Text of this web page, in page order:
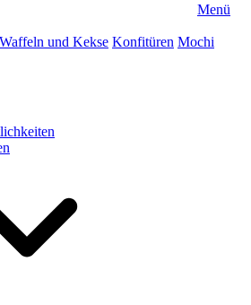
Menü
Waffeln und Kekse Konfitüren Mochi